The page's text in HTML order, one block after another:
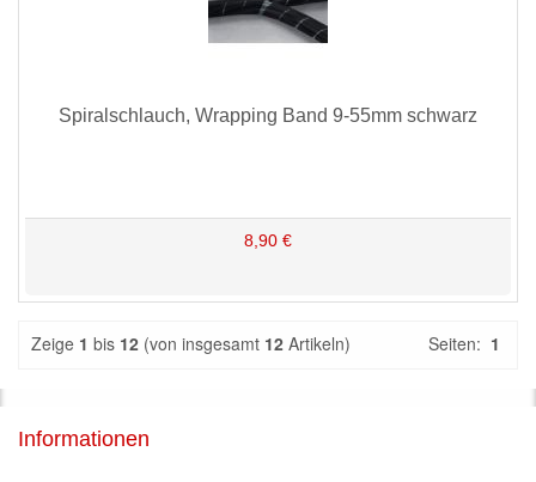
Spiralschlauch, Wrapping Band 9-55mm schwarz
8,90 €
Zeige 1 bis 12 (von insgesamt 12 Artikeln) Seiten: 1
Informationen